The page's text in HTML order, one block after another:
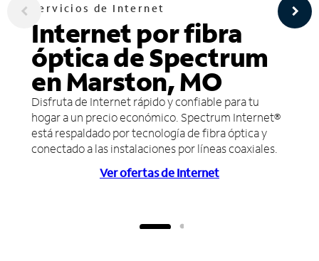
Servicios de Internet
Internet por fibra
óptica de Spectrum
en Marston, MO
Disfruta de Internet rápido y confiable para tu
hogar a un precio económico. Spectrum Internet®
está respaldado por tecnología de fibra óptica y
conectado a las instalaciones por líneas coaxiales.
Ver ofertas de Internet